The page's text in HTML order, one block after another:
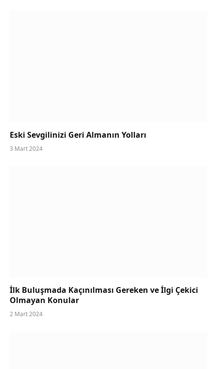
Eski Sevgilinizi Geri Almanın Yolları
3 Mart 2024
İlk Buluşmada Kaçınılması Gereken ve İlgi Çekici
Olmayan Konular
2 Mart 2024